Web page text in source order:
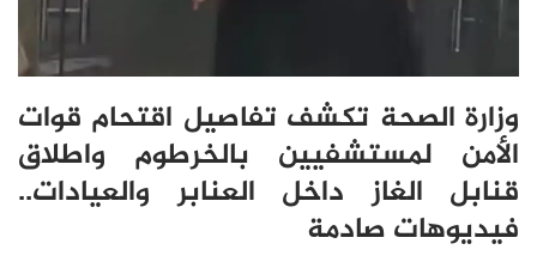
وزارة الصحة تكشف تفاصيل اقتحام قوات
الأمن لمستشفيين بالخرطوم واطلاق
قنابل الغاز داخل العنابر والعيادات..
فيديوهات صادمة